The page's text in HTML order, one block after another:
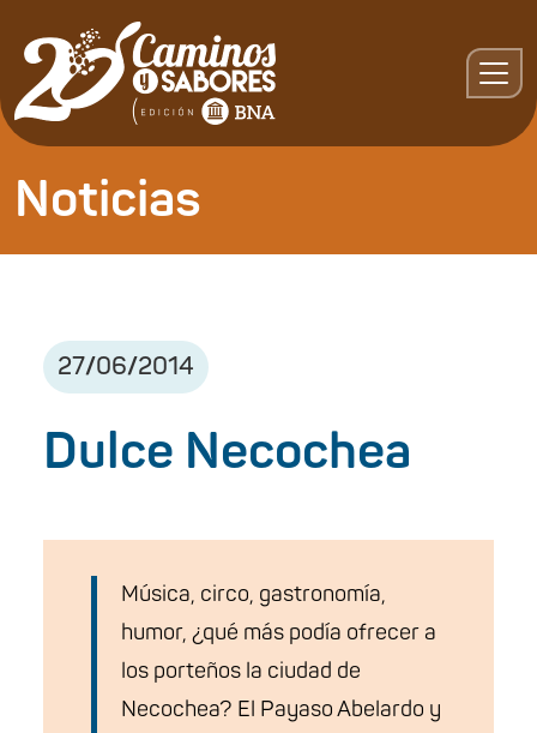
Noticias
27/06/2014
Dulce Necochea
Música, circo, gastronomía,
humor, ¿qué más podía ofrecer a
los porteños la ciudad de
Necochea? El Payaso Abelardo y